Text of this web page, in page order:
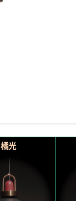
橘光